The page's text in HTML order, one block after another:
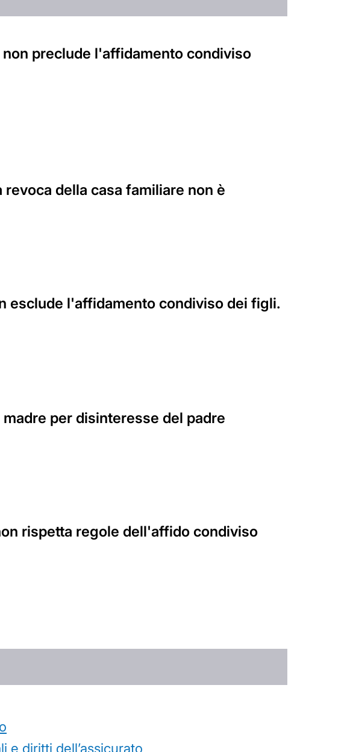
preclude l'affidamento condiviso
della casa familiare non è
esclude l'affidamento condiviso dei figli.
per disinteresse del padre
rispetta regole dell'affido condiviso
e diritti dell’assicurato